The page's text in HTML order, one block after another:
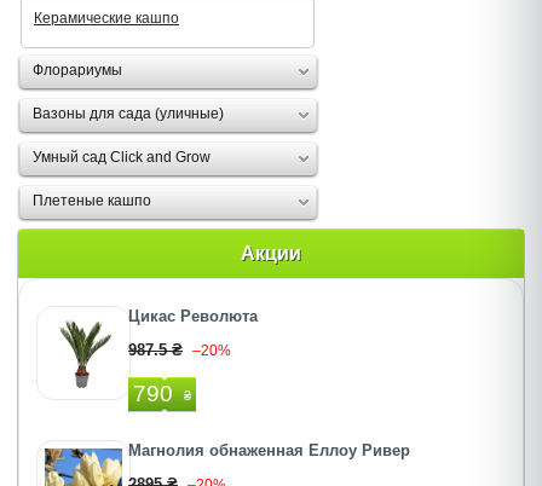
Керамические кашпо
Флорариумы
Вазоны для сада (уличные)
Умный сад Click and Grow
Плетеные кашпо
Акции
Цикас Революта
987.5 ₴ –20%
790 ₴
Магнолия обнаженная Еллоу Ривер